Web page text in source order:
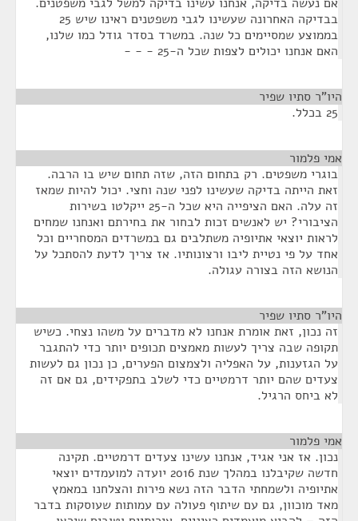
בבדיקה האחרונה שעשינו לגבי משפטנים ראינו שיש 25
בממוצע שמסיימים כל שנה. במשרד בסדר גודל כמו שלנו,
האם אנחנו יכולים לצפות שכל ה-25 - - -
היו"ר סתיו שפיר
25 בכלל.
אמי פלמור
בוגרי משפטים. רק בתחום הזה, שזה תחום שיש בו הרבה.
זאת הייתה בדיקה שעשינו לפני שנה וחצי. יכול להיות שמאז
זה עלה. האם הציפייה היא שכל ה-25 ייקלטו בשירות
הציבורי? יש לאנשים זכות לבחור את בחירתם ואנחנו שמחים
לראות יוצאי אתיופיה משתלבים גם במשרדים המסחריים וכל
אחד על פי נטיית ליבו ורצונותיו. אז צריך לדעת להסתכל על
הנושא הזה בצורה עגולה.
היו"ר סתיו שפיר
זה נכון, זאת אומרת אנחנו לא מדברים על משהו נצחי. כשיש
תקופה שבה צריך לעשות מאמצים תכופים יותר כדי להתגבר
על הגזענות, על האפליה ולצמצום הפערים, כן נכון גם לעשות
צעדים שהם יותר דרמטיים כדי לשלב בתפקידים, גם אם זה
לא ביחס הרגיל.
אמי פלמור
נכון. אז אני אגיד, אנחנו עשינו צעדים דרמטיים. תקינה
חדשה שקיבלנו במהלך שנת 2016 יועדה למועמדים יוצאי
אתיופיה ולשמחתי הדבר הזה נשא פירות והצלחנו במאמץ
מאד מוכוון, גם עם שיתוף פעולה עם עמותות שעוסקות בדבר